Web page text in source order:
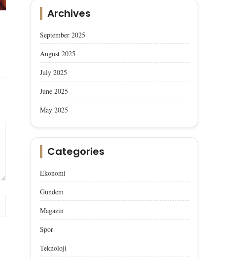
Afyon Sucuğu, AB’den Coğrafik
İşaret Tescili Aldı
Archives
September 2025
August 2025
July 2025
June 2025
May 2025
Categories
Ekonomi
Gündem
Magazin
Spor
Teknoloji